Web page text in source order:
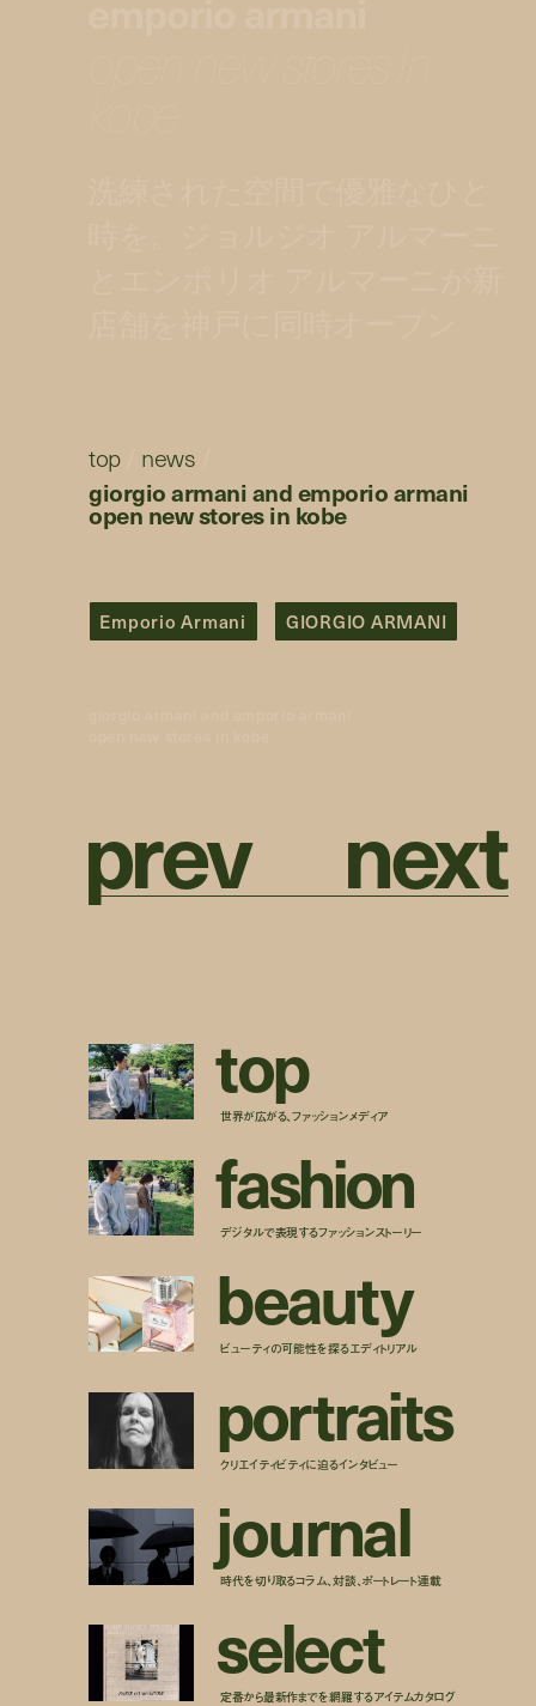
top/ news
giorgio armani and emporio armani
open new stores in kobe
Emporio Armani GIORGIO ARMANI
prev next
top
世界が広がる、ファッションメディア
fashion
デジタルで表現するファッションストーリー
beauty
ビューティの可能性を探るエディトリアル
portraits
クリエイティビティに迫るインタビュー
journal
時代を切り取るコラム、対談、ポートレート連載
select
定番から最新作までを網羅するアイテムカタログ